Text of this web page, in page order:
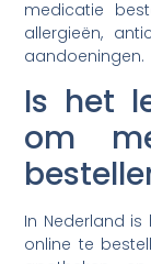
medicatie
allergieën,
aandoeningen.
Is het
om
In Nederland
online te